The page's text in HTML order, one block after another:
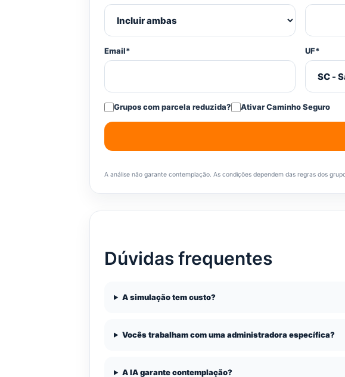
Email* UF*
Grupos com parcela reduzida? Ativar Caminho Seguro
A análise não garante contemplação. As condições dependem das regras dos
Dúvidas frequentes
A simulação tem custo?
Vocês trabalham com uma administradora específica?
A IA garante contemplação?